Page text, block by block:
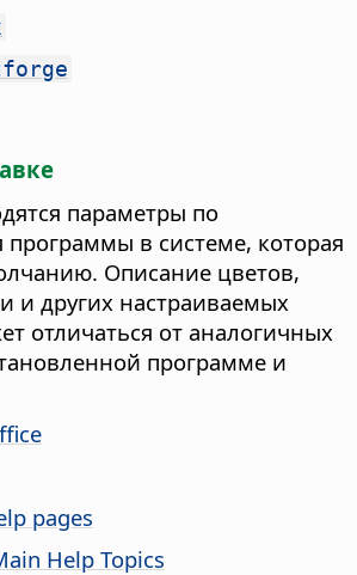
параметры по
в системе, которая
Описание цветов,
других настраиваемых
отличаться от аналогичных
программе и
pages
Help Topics